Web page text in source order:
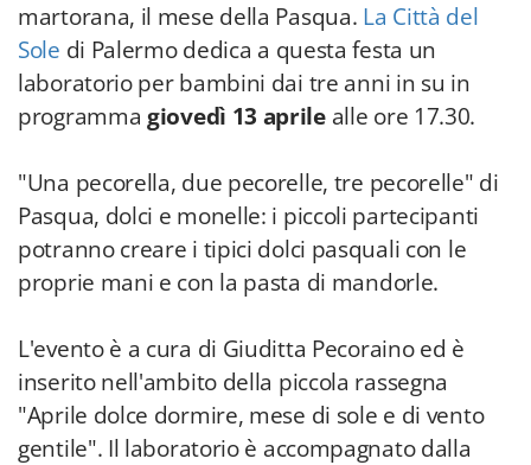
martorana, il mese della Pasqua. La Città del
Sole di Palermo dedica a questa festa un
laboratorio per bambini dai tre anni in su in
programma giovedì 13 aprilealle ore 17.30.
"Una pecorella, due pecorelle, tre pecorelle" di
Pasqua, dolci e monelle: i piccoli partecipanti
potranno creare i tipici dolci pasquali con le
proprie mani e con la pasta di mandorle.
L'evento è a cura di Giuditta Pecoraino ed è
inserito nell'ambito della piccola rassegna
"Aprile dolce dormire, mese di sole e di vento
gentile". Il laboratorio è accompagnato dalla